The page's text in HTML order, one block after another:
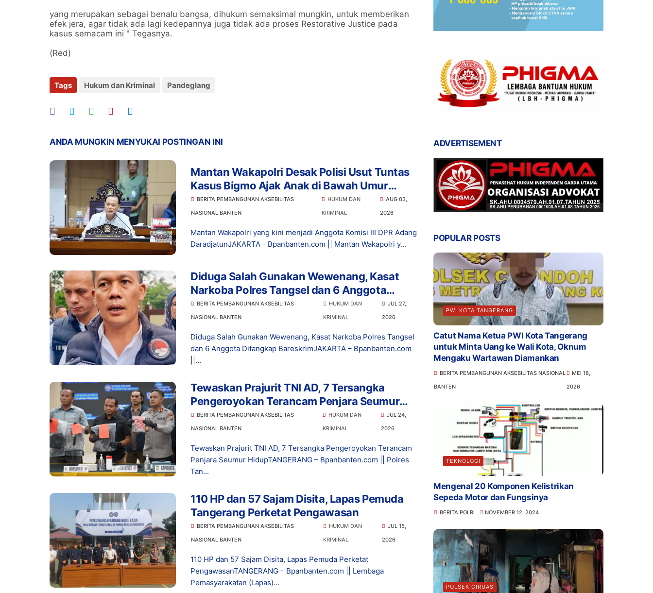
yang merupakan sebagai benalu bangsa, dihukum semaksimal mungkin, untuk memberikan
efek jera, agar tidak ada lagi kedepannya juga tidak ada proses Restorative Justice pada
kasus semacam ini " Tegasnya.
(Red)
Tags Hukum dan Kriminal Pandeglang
ANDA MUNGKIN MENYUKAI POSTINGAN INI
Mantan Wakapolri Desak Polisi Usut Tuntas
Kasus Bigmo Ajak Anak di Bawah Umur
Promosikan Vape
BERITA PEMBANGUNAN AKSEBILITAS
NASIONAL BANTEN
HUKUM DAN
KRIMINAL
AUG 03,
2026
Mantan Wakapolri yang kini menjadi Anggota Komisi III DPR Adang
DaradjatunJAKARTA - Bpanbanten.com || Mantan Wakapolri y...
Diduga Salah Gunakan Wewenang, Kasat
Narkoba Polres Tangsel dan 6 Anggota
Ditangkap Bareskrim
BERITA PEMBANGUNAN AKSEBILITAS
NASIONAL BANTEN
HUKUM DAN
KRIMINAL
JUL 27,
2026
Diduga Salah Gunakan Wewenang, Kasat Narkoba Polres Tangsel
dan 6 Anggota Ditangkap BareskrimJAKARTA – Bpanbanten.com
||...
Tewaskan Prajurit TNI AD, 7 Tersangka
Pengeroyokan Terancam Penjara Seumur
Hidup
BERITA PEMBANGUNAN AKSEBILITAS
NASIONAL BANTEN
HUKUM DAN
KRIMINAL
JUL 24,
2026
Tewaskan Prajurit TNI AD, 7 Tersangka Pengeroyokan Terancam
Penjara Seumur HidupTANGERANG – Bpanbanten.com || Polres
Tan...
110 HP dan 57 Sajam Disita, Lapas Pemuda
Tangerang Perketat Pengawasan
BERITA PEMBANGUNAN AKSEBILITAS
NASIONAL BANTEN
HUKUM DAN
KRIMINAL
JUL 15,
2026
110 HP dan 57 Sajam Disita, Lapas Pemuda Perketat
PengawasanTANGERANG – Bpanbanten.com || Lembaga
Pemasyarakatan (Lapas)...
ADVERTISEMENT
POPULAR POSTS
PWI KOTA TANGERANG
Catut Nama Ketua PWI Kota Tangerang
untuk Minta Uang ke Wali Kota, Oknum
Mengaku Wartawan Diamankan
BERITA PEMBANGUNAN AKSEBILITAS NASIONAL
BANTEN
MEI 18,
2026
TEKNOLOGI
Mengenal 20 Komponen Kelistrikan
Sepeda Motor dan Fungsinya
BERITA POLRI NOVEMBER 12, 2024
POLSEK CIRUAS